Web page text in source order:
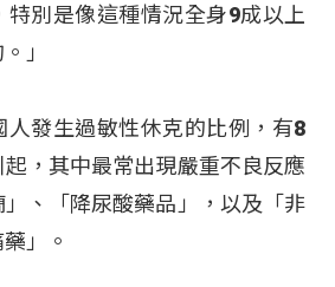
特別是像這種情況全身9成以上
」
人發生過敏性休克的比例，有8
，其中最常出現嚴重不良反應
、「降尿酸藥品」，以及「非
」。